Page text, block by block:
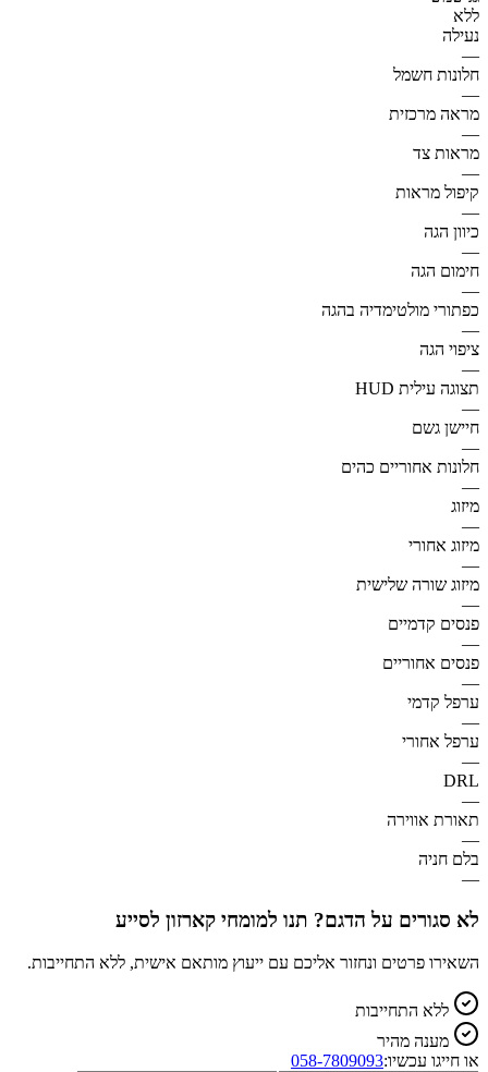
ללא
נעילה
—
חלונות חשמל
—
מראה מרכזית
—
מראות צד
—
קיפול מראות
—
כיוון הגה
—
חימום הגה
—
כפתורי מולטימדיה בהגה
—
ציפוי הגה
—
תצוגה עילית HUD
—
חיישן גשם
—
חלונות אחוריים כהים
—
מיזוג
—
מיזוג אחורי
—
מיזוג שורה שלישית
—
פנסים קדמיים
—
פנסים אחוריים
—
ערפל קדמי
—
ערפל אחורי
—
DRL
—
תאורת אווירה
—
בלם חניה
—
לא סגורים על הדגם? תנו למומחי קארזון לסייע
השאירו פרטים ונחזור אליכם עם ייעוץ מותאם אישית, ללא התחייבות.
ללא התחייבות
מענה מהיר
או חייגו עכשיו:058-7809093